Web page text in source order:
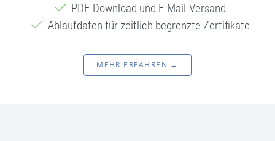
PDF-Download und E-Mail-Versand
Ablaufdaten für zeitlich begrenzte Zertifikate
MEHR ERFAHREN →